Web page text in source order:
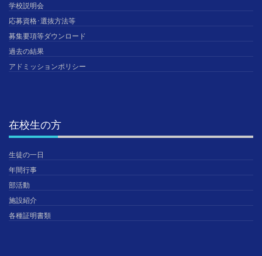
学校説明会
応募資格･選抜方法等
募集要項等ダウンロード
過去の結果
アドミッションポリシー
在校生の方
生徒の一日
年間行事
部活動
施設紹介
各種証明書類